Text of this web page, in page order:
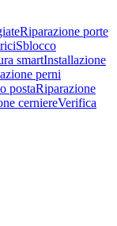
Riparazione porte
Sblocco
smartInstallazione
perni
postaRiparazione
cerniereVerifica